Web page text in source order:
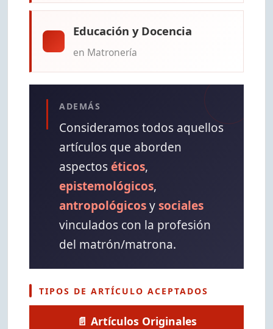
Educación y Docencia
en Matronería
ADEMÁS
Consideramos todos aquellos
artículos que aborden
aspectoséticos,
epistemológicos,
antropológicosysociales
vinculados con la profesión
del matrón/matrona.
TIPOS DE ARTÍCULO ACEPTADOS
📄 Artículos Originales